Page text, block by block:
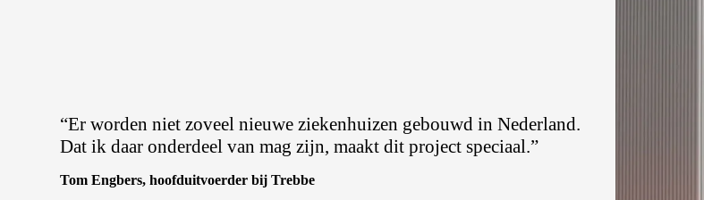
“Er worden niet zoveel nieuwe ziekenhuizen gebouwd in Nederland.
Dat ik daar onderdeel van mag zijn, maakt dit project speciaal.”
Tom Engbers, hoofduitvoerder bij Trebbe